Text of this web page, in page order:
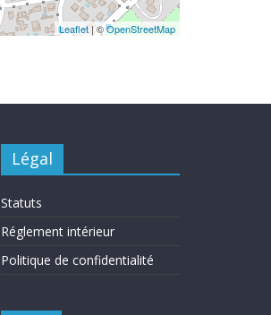
Leaflet | ©OpenStreetMap
Légal
Statuts
Réglement intérieur
Politique de confidentialité